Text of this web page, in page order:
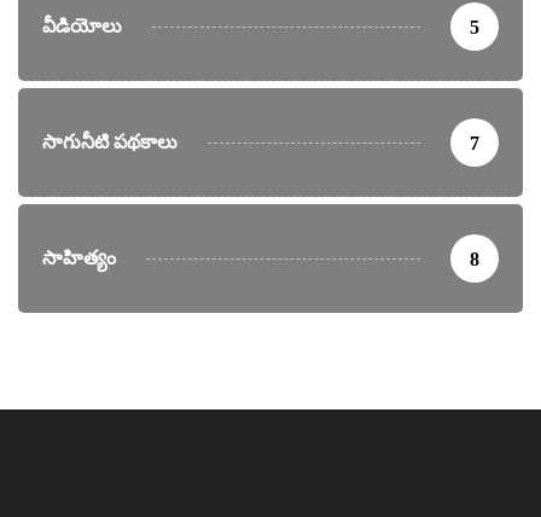
వీడియోలు 5
సాగునీటి పథకాలు 7
సాహిత్యం 8